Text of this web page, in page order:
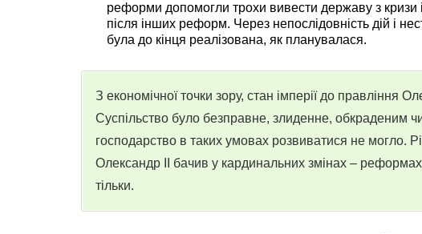
реформи допомогли трохи вивести державу з кризи
після інших реформ. Через непослідовність дій і
була до кінця реалізована, як планувалася.
З економічної точки зору, стан імперії до правління
Суспільство було безправне, злиденне, обкраденим
господарство в таких умовах розвиватися не могло.
Олександр II бачив у кардинальних змінах –
тільки.